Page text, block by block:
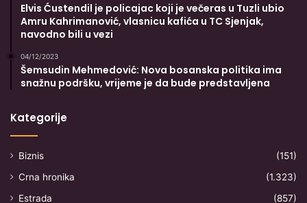
Elvis Ćustendil je policajac koji je večeras u Tuzli ubio
Amru Kahrimanović, vlasnicu kafića u TC Sjenjak,
navodno bili u vezi
04/12/2023
Šemsudin Mehmedović: Nova bosanska politika ima
snažnu podršku, vrijeme je da bude predstavljena
Kategorije
Biznis
(151)
Crna hronika
(1.323)
Estrada
(857)